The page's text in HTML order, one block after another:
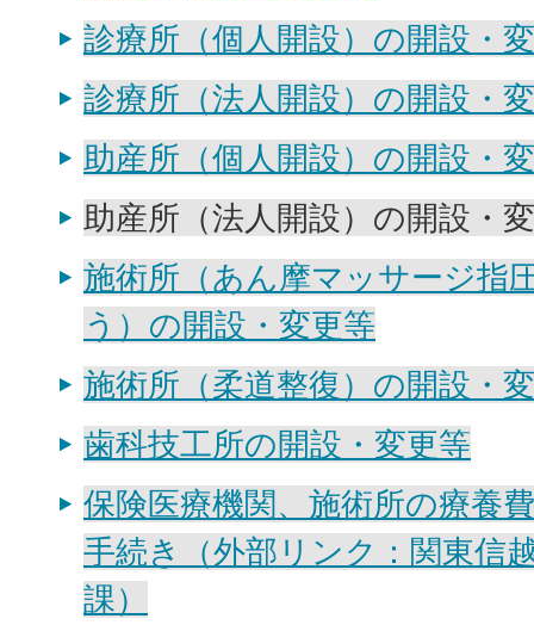
診療所（個人開設）の開設・
診療所（法人開設）の開設・
助産所（個人開設）の開設・
助産所（法人開設）の開設・
施術所（あん摩マッサージ指
う）の開設・変更等
施術所（柔道整復）の開設・
歯科技工所の開設・変更等
保険医療機関、施術所の療養
手続き（外部リンク：関東信
課）